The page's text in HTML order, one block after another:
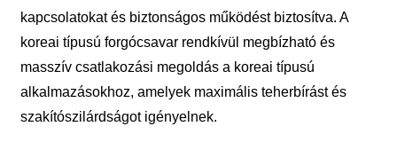
kapcsolatokat és biztonságos működést biztosítva. A
koreai típusú forgócsavar rendkívül megbízható és
masszív csatlakozási megoldás a koreai típusú
alkalmazásokhoz, amelyek maximális teherbírást és
szakítószilárdságot igényelnek.